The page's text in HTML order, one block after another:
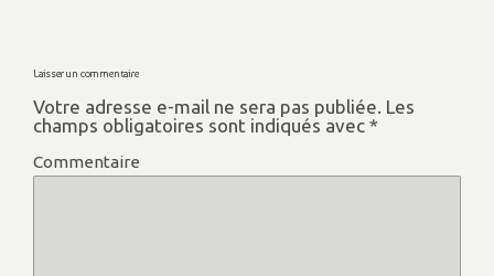
Laisser un commentaire
Votre adresse e-mail ne sera pas publiée. Les
champs obligatoires sont indiqués avec *
Commentaire